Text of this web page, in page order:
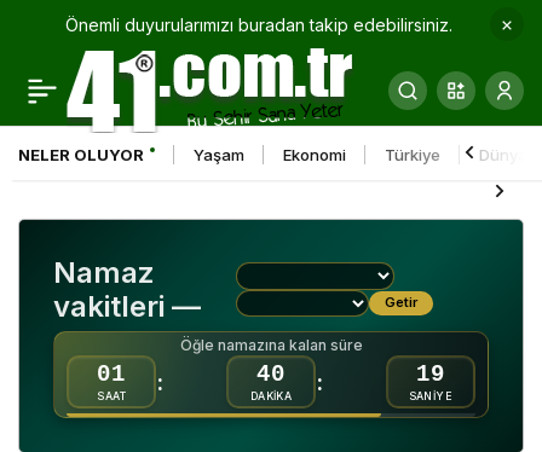
Önemli duyurularımızı buradan takip edebilirsiniz.
NELER OLUYOR Yaşam Ekonomi Türkiye Dünya
Namaz
vakitleri —
Getir
Öğle namazına kalan süre
01
SAAT
: 40
DAKİKA
: 18
SANİYE
Tarkan annesine
gözyaşları içinde veda
etti
0 Paylaş